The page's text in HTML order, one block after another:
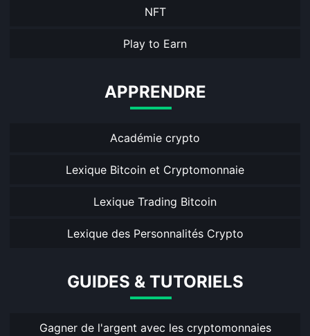
NFT
Play to Earn
APPRENDRE
Académie crypto
Lexique Bitcoin et Cryptomonnaie
Lexique Trading Bitcoin
Lexique des Personnalités Crypto
GUIDES & TUTORIELS
Gagner de l'argent avec les cryptomonnaies